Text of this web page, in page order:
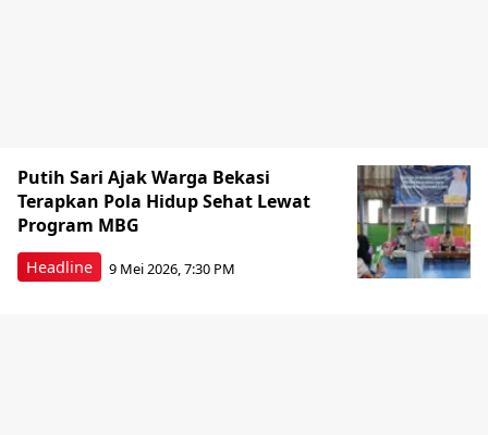
Headline
Putih Sari Ajak Warga Bekasi
Terapkan Pola Hidup Sehat Lewat
Program MBG
9 Mei 2026, 7:30 PM